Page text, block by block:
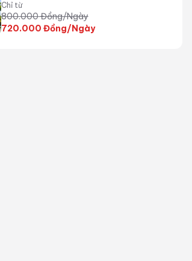
Chỉ từ
800.000Đồng/Ngày
720.000 Đồng/Ngày